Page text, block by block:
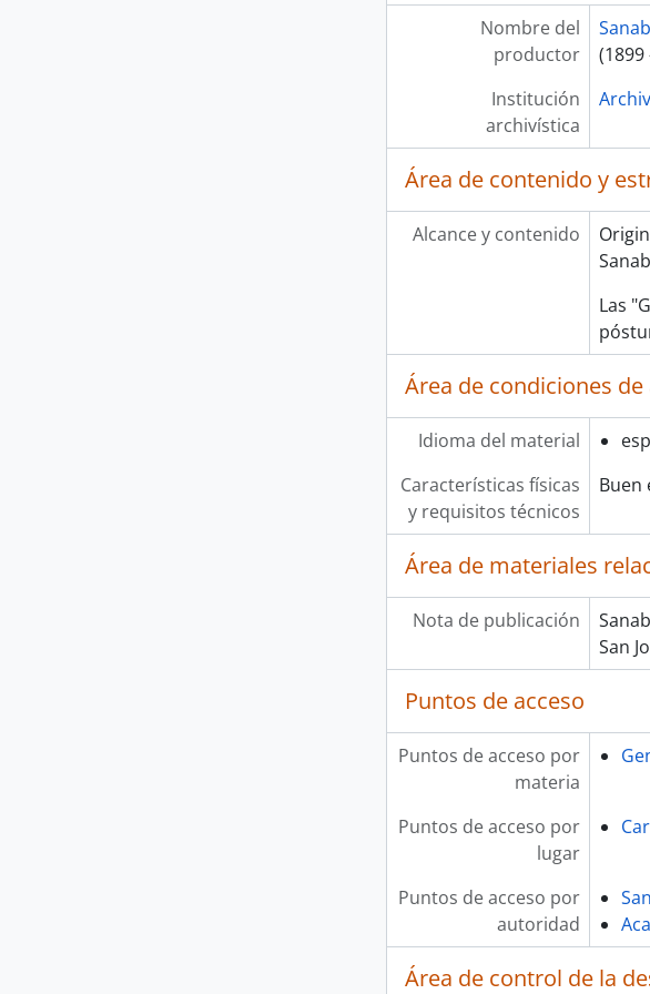
[UD simple]
[UD simple]
[UD simple] 0059 -
[UD simple]
[UD simple]
[UD simple]
[UD simple]
[UD
[UD
[Serie] 005 -
[Serie] 007 -
[Serie] 008 -
[Fondo] 0009 -
[Fondo] 0013 -
[Fondo] 0014 - Juan
[Fondo] 0017 - Franz
[Fondo] 0018 -
Nombre del
productor
(1899
Institución
archivística
Área de contenido y
Alcance y contenido
Las
Área de condiciones de
Idioma del material
Características físicas
y requisitos técnicos
Buen
Área de materiales
Nota de publicación
San
Puntos de acceso
Puntos de acceso por
materia
Puntos de acceso por
lugar
Puntos de acceso por
autoridad
Área de control de la